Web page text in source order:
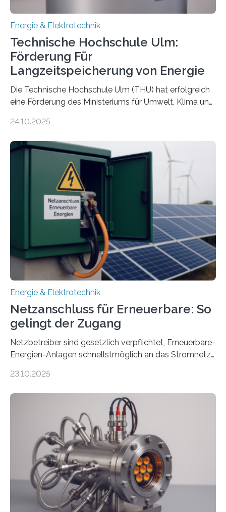
Energie & Elektrotechnik
Technische Hochschule Ulm:
Förderung Für
Langzeitspeicherung von Energie
Die Technische Hochschule Ulm (THU) hat erfolgreich
eine Förderung des Ministeriums für Umwelt, Klima und
Forschungsprojekt „LAGER – Langzeitspeicherung in
Quartieren“ eingeworben. Ziel des Projekts ist die
Entwicklung, Erprobung und Demonstration von
Konzepten zur langfristigen Energiespeicherung in
sektorübergreifend vernetzten Energiesystemen. Das
Projekt startete am 15. Oktober 2025, hat eine Laufzeit
von drei Jahren und ein Gesamtvolumen von rund 2,9
Millionen Euro, wovon 2,6 Millionen Euro durch das
Ministerium für Umwelt, Klima und…
24.10.2025
Energie & Elektrotechnik
Netzanschluss für Erneuerbare: So
gelingt der Zugang
Netzbetreiber sind gesetzlich verpflichtet, Erneuerbare-
Energien-Anlagen schnellstmöglich an das Stromnetz
ermöglichen. Doch der dafür nötige Netzausbau hinkt
einem „Anschlussstau“. Die Stiftung
Umweltenergierecht hat den Rechtsrahmen in einem
neuen Bericht für die Praxis eingeordnet – inklusive der
Rolle von flexiblen Netzanschlussvereinbarungen. Der
Netzanschluss von Erneuerbare-Energien-Anlagen
(EE-Anlagen) ist entscheidend für die Energiewende.
Denn ohne Anschluss an das Netz kann kein Strom
eingespeist werden. Nach dem Erneuerbare-Energien-
Gesetz (EEG) sind Netzbetreiber…
23.10.2025